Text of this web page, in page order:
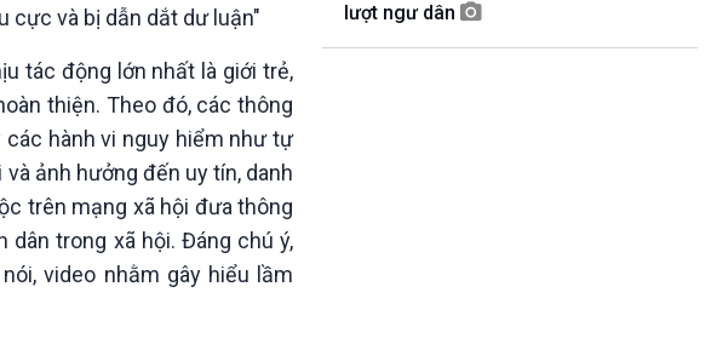
cực và bị dẫn dắt dư luận"
tác động lớn nhất là giới trẻ,
thiện. Theo đó, các thông
hành vi nguy hiểm như tự
ảnh hưởng đến uy tín, danh
trên mạng xã hội đưa thông
trong xã hội. Đáng chú ý,
video nhằm gây hiểu lầm
lượt ngư dân